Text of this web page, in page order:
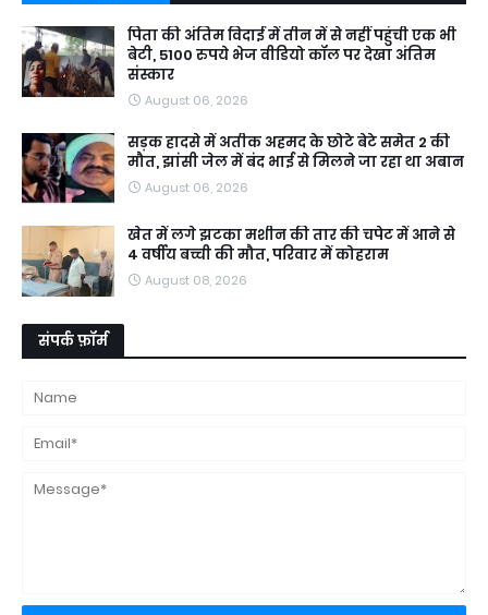
पिता की अंतिम विदाई में तीन में से नहीं पहुंची एक भी
बेटी, 5100 रुपये भेज वीडियो कॉल पर देखा अंतिम
संस्कार
August 06, 2026
सड़क हादसे में अतीक अहमद के छोटे बेटे समेत 2 की
मौत, झांसी जेल में बंद भाई से मिलने जा रहा था अबान
August 06, 2026
खेत में लगे झटका मशीन की तार की चपेट में आने से
4 वर्षीय बच्ची की मौत, परिवार में कोहराम
August 08, 2026
संपर्क फ़ॉर्म